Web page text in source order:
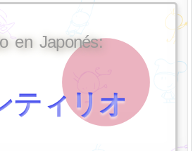
en Japonés:
ティリオ